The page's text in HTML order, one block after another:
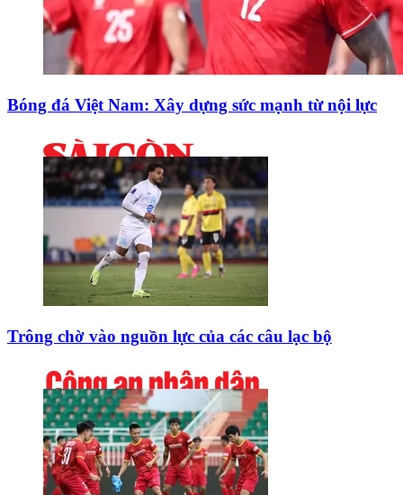
Bóng đá Việt Nam: Xây dựng sức mạnh từ nội lực
Trông chờ vào nguồn lực của các câu lạc bộ